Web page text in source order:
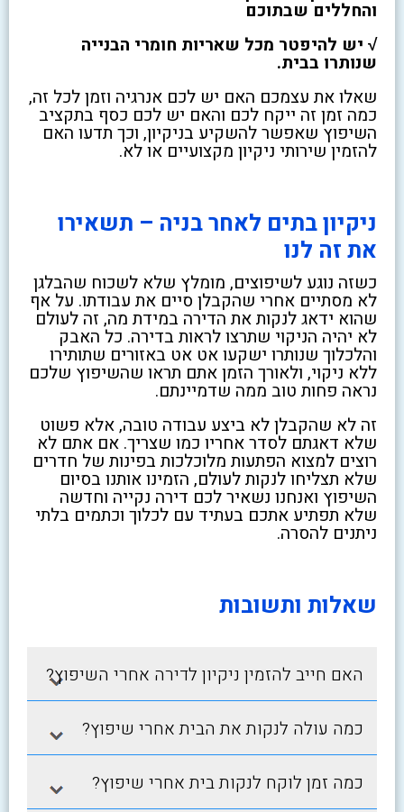
והחללים שבתוכם
√ יש להיפטר מכל שאריות חומרי הבנייה
שנותרו בבית.
שאלו את עצמכם האם יש לכם אנרגיה וזמן לכל זה,
כמה זמן זה ייקח לכם והאם יש לכם כסף בתקציב
השיפוץ שאפשר להשקיע בניקיון, וכך תדעו האם
להזמין שירותי ניקיון מקצועיים או לא.
ניקיון בתים לאחר בניה – תשאירו
את זה לנו
כשזה נוגע לשיפוצים, מומלץ שלא לשכוח שהבלגן
לא מסתיים אחרי שהקבלן סיים את עבודתו. על אף
שהוא ידאג לנקות את הדירה במידת מה, זה לעולם
לא יהיה הניקוי שתרצו לראות בדירה. כל האבק
והלכלוך שנותרו ישקעו אט אט באזורים שתותירו
ללא ניקוי, ולאורך הזמן אתם תראו שהשיפוץ שלכם
נראה פחות טוב ממה שדמיינתם.
זה לא שהקבלן לא ביצע עבודה טובה, אלא פשוט
שלא דאגתם לסדר אחריו כמו שצריך. אם אתם לא
רוצים למצוא הפתעות מלוכלכות בפינות של חדרים
שלא תצליחו לנקות לעולם, הזמינו אותנו בסיום
השיפוץ ואנחנו נשאיר לכם דירה נקייה וחדשה
שלא תפתיע אתכם בעתיד עם לכלוך וכתמים בלתי
ניתנים להסרה.
שאלות ותשובות
האם חייב להזמין ניקיון לדירה אחרי השיפוץ?
כמה עולה לנקות את הבית אחרי שיפוץ?
כמה זמן לוקח לנקות בית אחרי שיפוץ?